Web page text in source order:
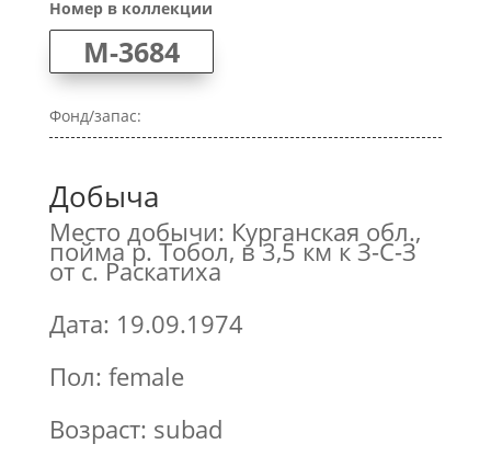
Номер в коллекции
M-3684
Фонд/запас:
Добыча
Место добычи: Курганская обл.,
пойма р. Тобол, в 3,5 км к З-С-З
от с. Раскатиха
Дата: 19.09.1974
Пол: female
Возраст: subad